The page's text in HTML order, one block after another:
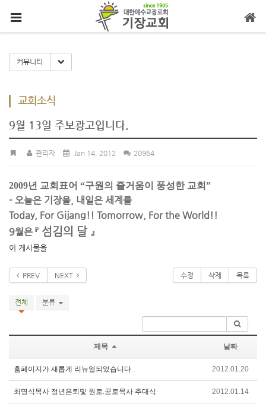
커뮤니티 Toggle Dropdown
교회소식
9월 13일 주보광고입니다.
관리자 Jan 14, 2012 20964
2009년 교회표어 “구원의 즐거움이 풍성한 교회”
- 오늘은 기장을, 내일은 세계를
Today, For Gijang!! Tomorrow, For the World!!
9월은 『 섬김의 달 』
이 게시물을
PREV NEXT 수정 삭제 목록
전체 분류
제목 날짜
홈페이지가 새롭게 리뉴얼되었습니다. 2012.01.20
최명식목사 정년은퇴및 원로.공로목사 추대식 2012.01.14